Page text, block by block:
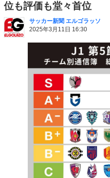
位も評価も堂々首位
サッカー新聞 エルゴラッソ
2025年3月11日 16:30